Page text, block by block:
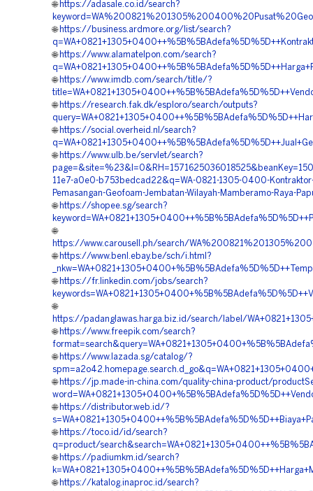
🌐 https://adasale.co.id/search?
🌐 https://business.ardmore.org/list/search?
🌐 https://www.alamatelpon.com/search?
🌐 https://www.imdb.com/search/title/?
🌐 https://research.fak.dk/esploro/search/outputs?
🌐 https://social.overheid.nl/search?
🌐 https://www.ulb.be/servlet/search?
11e7-a0e0-b753bedcad22&q=WA-0821-1305-0400-
Pemasangan-Geofoam-Jembatan-Wilayah-Mamberamo-Raya-
🌐 https://shopee.sg/search?
🌐
https://www.carousell.ph/search/
🌐 https://www.benl.ebay.be/sch/i.html?
🌐 https://fr.linkedin.com/jobs/search?
🌐
https://padanglawas.harga.biz.id/search/label/
🌐 https://www.freepik.com/search?
🌐 https://www.lazada.sg/catalog/?
🌐 https://jp.made-in-china.com/quality-china-product/
🌐 https://distributor.web.id/?
🌐 https://toco.id/id/search?
q=product/
🌐 https://padiumkm.id/search?
🌐 https://katalog.inaproc.id/search?